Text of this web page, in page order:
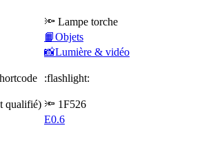
🔦 Lampe torche
📙Objets
📸Lumière & vidéo
:flashlight:
qualifié) 🔦 1F526
E0.6